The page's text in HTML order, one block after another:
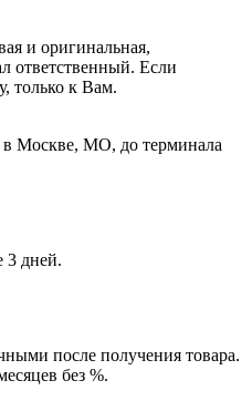
и оригинальная,
ответственный. Если
только к Вам.
в Москве, МО, до терминала
3 дней.
после получения товара.
без %.